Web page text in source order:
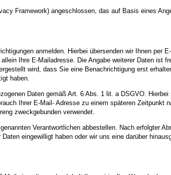
Framework) angeschlossen, das auf Basis eines
anmelden. Hierbei übersenden wir Ihnen per
Ihre E-Mailadresse. Die Angabe weiterer Daten ist
wird, dass Sie eine Benachrichtigung erst
haben.
Daten gemäß Art. 6 Abs. 1 lit. a DSGVO.
Ihrer E-Mail- Adresse zu einem späteren Zeitpunkt
zweckgebunden verwendet.
Verantwortlichen abbestellen. Nach erfolgter
eingewilligt haben oder wir uns eine darüber